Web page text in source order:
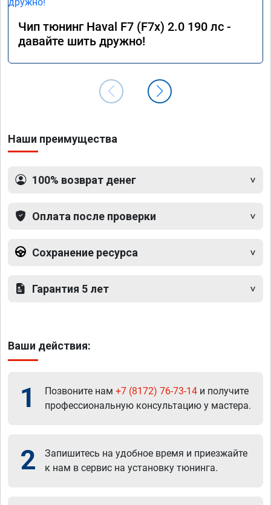
Чип тюнинг Haval F7 (F7x) 2.0 190 лс -
давайте шить дружно!
Наши преимущества
100% возврат денег
Оплата после проверки
Сохранение ресурса
Гарантия 5 лет
Ваши действия:
1 Позвоните нам +7 (8172) 76-73-14 и получите
профессиональную консультацию у мастера.
2
Запишитесь на удобное время и приезжайте
к нам в сервис на установку тюнинга.